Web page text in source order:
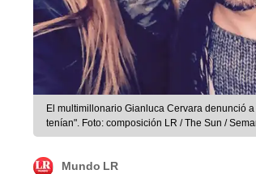
El multimillonario Gianluca Cervara denunció
tenían". Foto: composición LR / The Sun /
Mundo LR